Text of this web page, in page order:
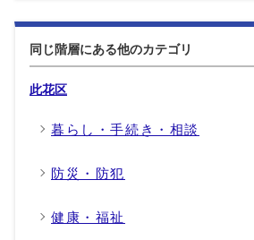
同じ階層にある他のカテゴリ
此花区
暮らし・手続き・相談
防災・防犯
健康・福祉